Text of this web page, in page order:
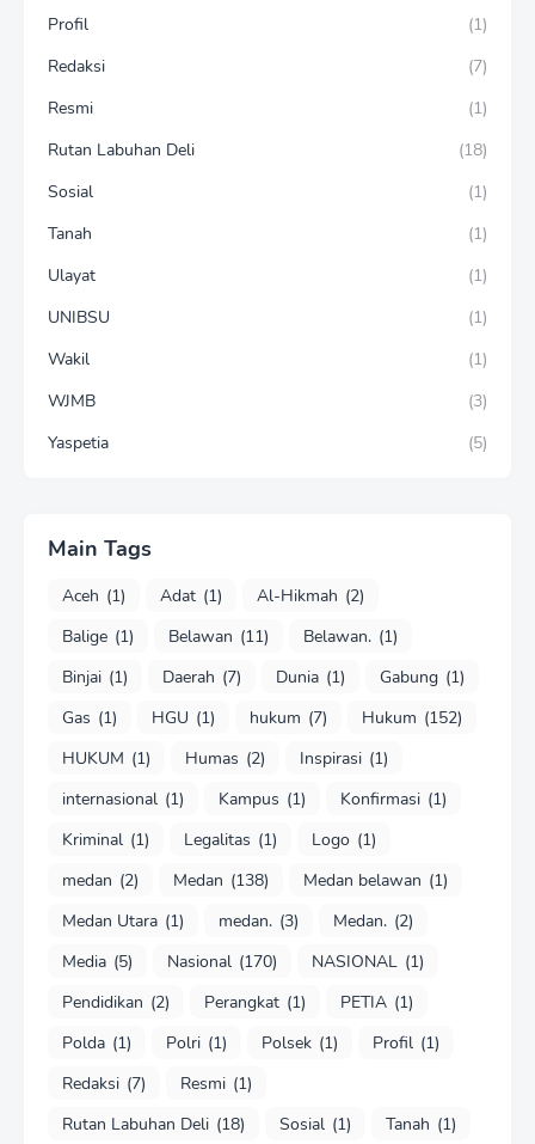
Profil
(1)
Redaksi
(7)
Resmi
(1)
Rutan Labuhan Deli
(18)
Sosial
(1)
Tanah
(1)
Ulayat
(1)
UNIBSU
(1)
Wakil
(1)
WJMB
(3)
Yaspetia
(5)
Main Tags
Aceh (1) Adat (1) Al-Hikmah (2)
Balige (1) Belawan (11) Belawan. (1)
Binjai (1) Daerah (7) Dunia (1) Gabung (1)
Gas (1) HGU (1) hukum (7) Hukum (152)
HUKUM (1) Humas (2) Inspirasi (1)
internasional (1) Kampus (1) Konfirmasi (1)
Kriminal (1) Legalitas (1) Logo (1)
medan (2) Medan (138) Medan belawan (1)
Medan Utara (1) medan. (3) Medan. (2)
Media (5) Nasional (170) NASIONAL (1)
Pendidikan (2) Perangkat (1) PETIA (1)
Polda (1) Polri (1) Polsek (1) Profil (1)
Redaksi (7) Resmi (1)
Rutan Labuhan Deli (18) Sosial (1) Tanah (1)